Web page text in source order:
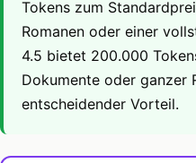
Tokens zum
Romanen oder einer
4.5 bietet 200.000
Dokumente oder ganzer
entscheidender Vorteil.